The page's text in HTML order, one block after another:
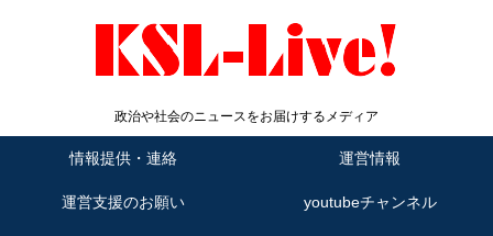
政治や社会のニュースをお届けするメディア
情報提供・連絡 運営情報
運営支援のお願い youtubeチャンネル